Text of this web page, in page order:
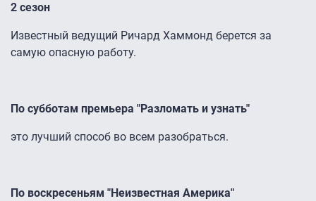
2 сезон
Известный ведущий Ричард Хаммонд берется за
самую опасную работу.
По субботам премьера "Разломать и узнать"
это лучший способ во всем разобраться.
По воскресеньям "Неизвестная Америка"